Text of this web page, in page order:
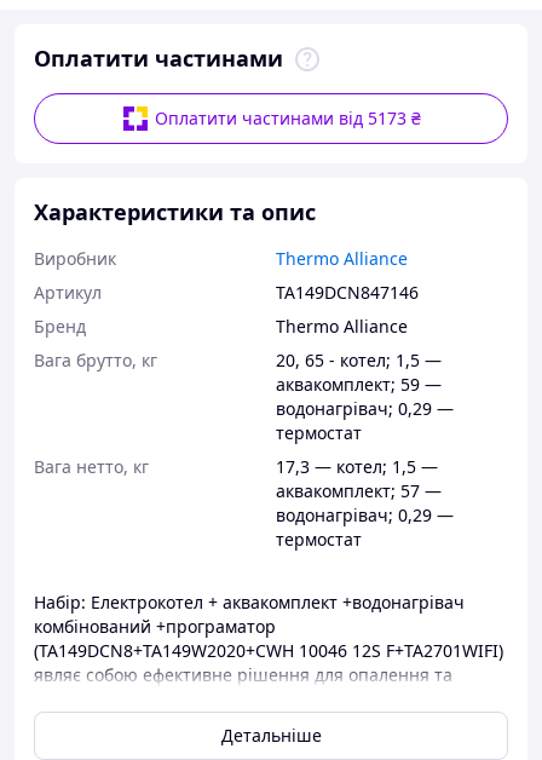
Оплатити частинами
Оплатити частинами від 5173 ₴
Характеристики та опис
Виробник
Thermo Alliance
Артикул
TA149DCN847146
Бренд
Thermo Alliance
Вага брутто, кг
20, 65 - котел; 1,5 —
аквакомплект; 59 —
водонагрівач; 0,29 —
термостат
Вага нетто, кг
17,3 — котел; 1,5 —
аквакомплект; 57 —
водонагрівач; 0,29 —
термостат
Набір: Електрокотел + аквакомплект +водонагрівач
комбінований +програматор
(TA149DCN8+TA149W2020+CWH 10046 12S F+TA2701WIFI)
являє собою ефективне рішення для опалення та
потужністю 8 кВт, аквакомплект для під'єднання,
комбінований водонагрівач об'ємом 100 літрів і
Детальніше